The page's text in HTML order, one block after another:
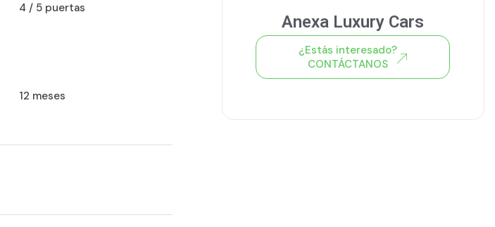
4 / 5 puertas
12 meses
Anexa Luxury Cars
¿Estás interesado?
CONTÁCTANOS